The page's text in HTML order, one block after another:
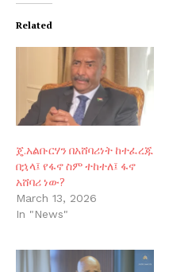
Related
ጄ.አልቡርሃን በአሸባሪነት ከተፈረጁ
በኋላ፤ የፋኖ ስም ተከተለ፤ ፋኖ
አሸባሪ ነው?
March 13, 2026
In "News"